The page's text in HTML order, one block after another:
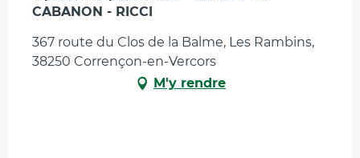
CABANON - RICCI
367 route du Clos de la Balme, Les Rambins,
38250 Corrençon-en-Vercors
M'y rendre